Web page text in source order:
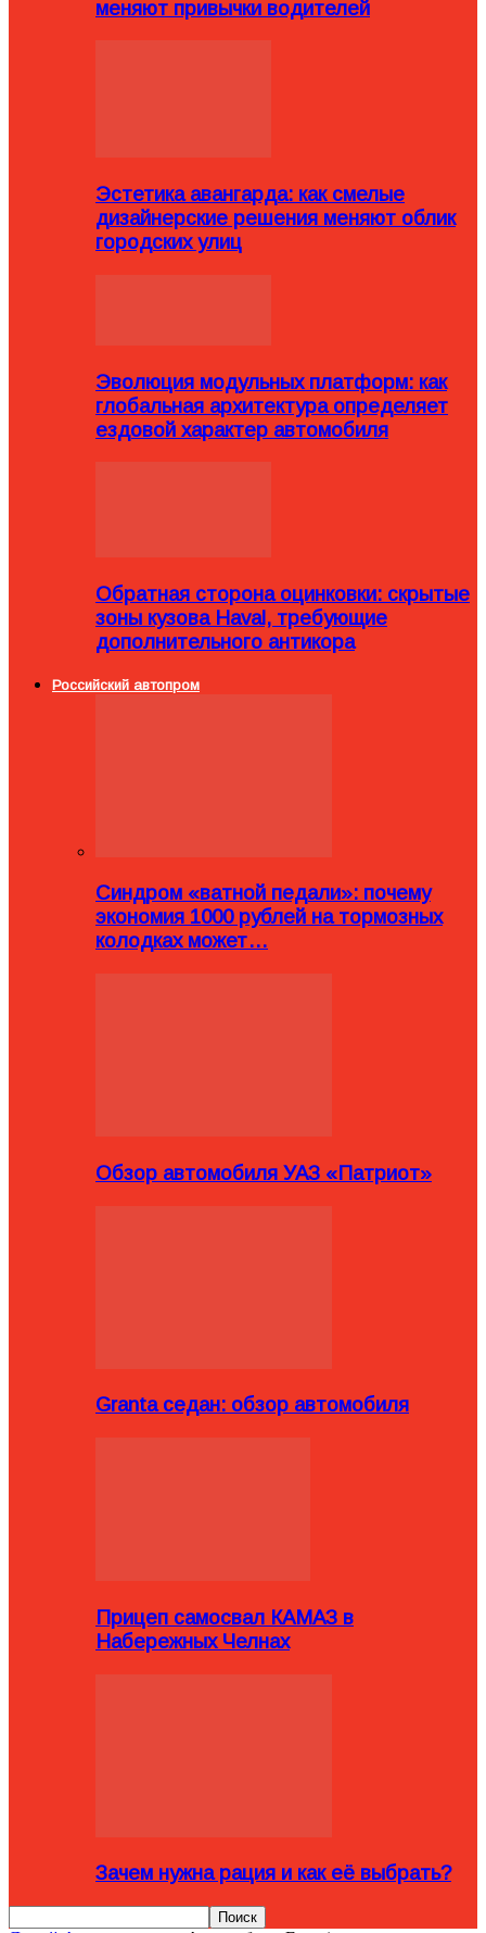
меняют привычки водителей
Эстетика авангарда: как смелые
дизайнерские решения меняют облик
городских улиц
Эволюция модульных платформ: как
глобальная архитектура определяет
ездовой характер автомобиля
Обратная сторона оцинковки: скрытые
зоны кузова Haval, требующие
дополнительного антикора
Российский автопром
Синдром «ватной педали»: почему
экономия 1000 рублей на тормозных
колодках может…
Обзор автомобиля УАЗ «Патриот»
Granta седан: обзор автомобиля
Прицеп самосвал КАМАЗ в
Набережных Челнах
Зачем нужна рация и как её выбрать?